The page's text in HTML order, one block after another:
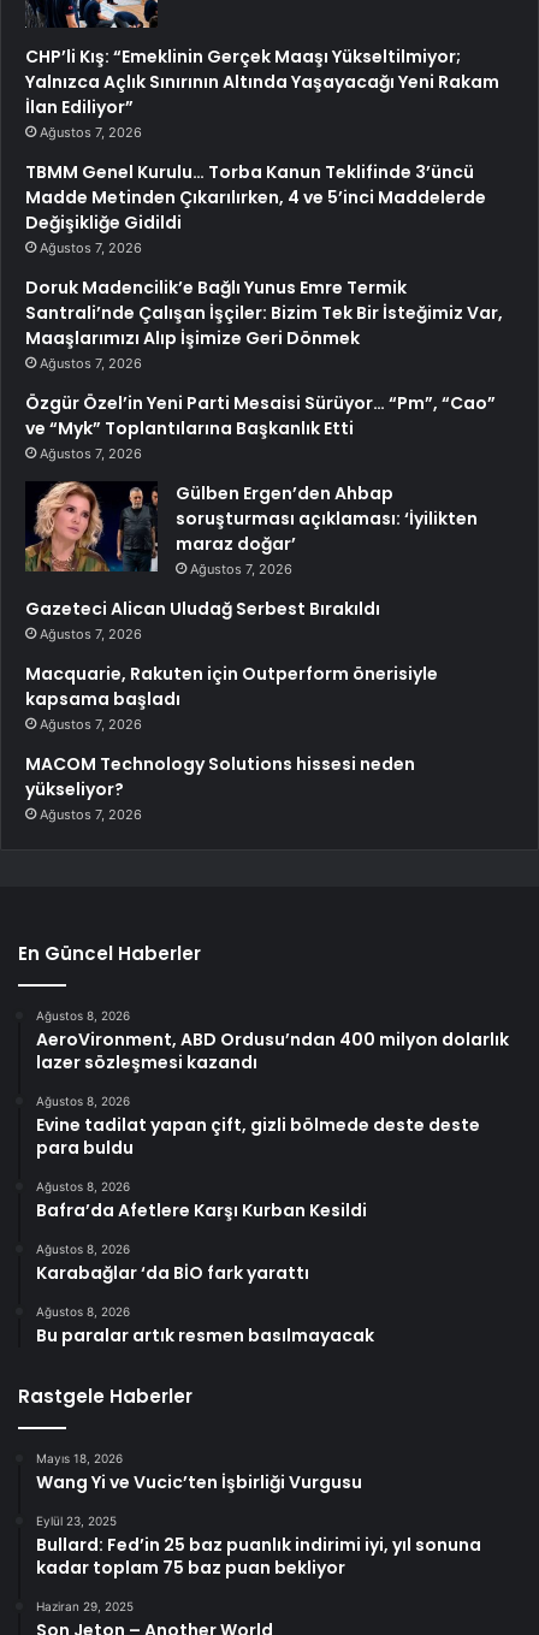
CHP’li Kış: “Emeklinin Gerçek Maaşı Yükseltilmiyor;
Yalnızca Açlık Sınırının Altında Yaşayacağı Yeni Rakam
İlan Ediliyor”
Ağustos 7, 2026
TBMM Genel Kurulu… Torba Kanun Teklifinde 3’üncü
Madde Metinden Çıkarılırken, 4 ve 5’inci Maddelerde
Değişikliğe Gidildi
Ağustos 7, 2026
Doruk Madencilik’e Bağlı Yunus Emre Termik
Santrali’nde Çalışan İşçiler: Bizim Tek Bir İsteğimiz Var,
Maaşlarımızı Alıp İşimize Geri Dönmek
Ağustos 7, 2026
Özgür Özel’in Yeni Parti Mesaisi Sürüyor… “Pm”, “Cao”
ve “Myk” Toplantılarına Başkanlık Etti
Ağustos 7, 2026
Gülben Ergen’den Ahbap
soruşturması açıklaması: ‘İyilikten
maraz doğar’
Ağustos 7, 2026
Gazeteci Alican Uludağ Serbest Bırakıldı
Ağustos 7, 2026
Macquarie, Rakuten için Outperform önerisiyle
kapsama başladı
Ağustos 7, 2026
MACOM Technology Solutions hissesi neden
yükseliyor?
Ağustos 7, 2026
En Güncel Haberler
Ağustos 8, 2026
AeroVironment, ABD Ordusu’ndan 400 milyon dolarlık
lazer sözleşmesi kazandı
Ağustos 8, 2026
Evine tadilat yapan çift, gizli bölmede deste deste
para buldu
Ağustos 8, 2026
Bafra’da Afetlere Karşı Kurban Kesildi
Ağustos 8, 2026
Karabağlar ‘da BİO fark yarattı
Ağustos 8, 2026
Bu paralar artık resmen basılmayacak
Rastgele Haberler
Mayıs 18, 2026
Wang Yi ve Vucic’ten İşbirliği Vurgusu
Eylül 23, 2025
Bullard: Fed’in 25 baz puanlık indirimi iyi, yıl sonuna
kadar toplam 75 baz puan bekliyor
Haziran 29, 2025